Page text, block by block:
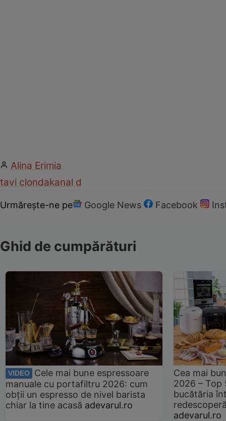
Alina Erimia
tavi clondakanal d
Urmărește-ne pe Google News Facebook
Ghid de cumpărături
VIDEO
Cele mai bune espressoare
manuale cu portafiltru 2026: cum
obții un espresso de nivel barista
chiar la tine acasă adevarul.ro
Cea mai
2026 –
bucătăria
adevarul.ro